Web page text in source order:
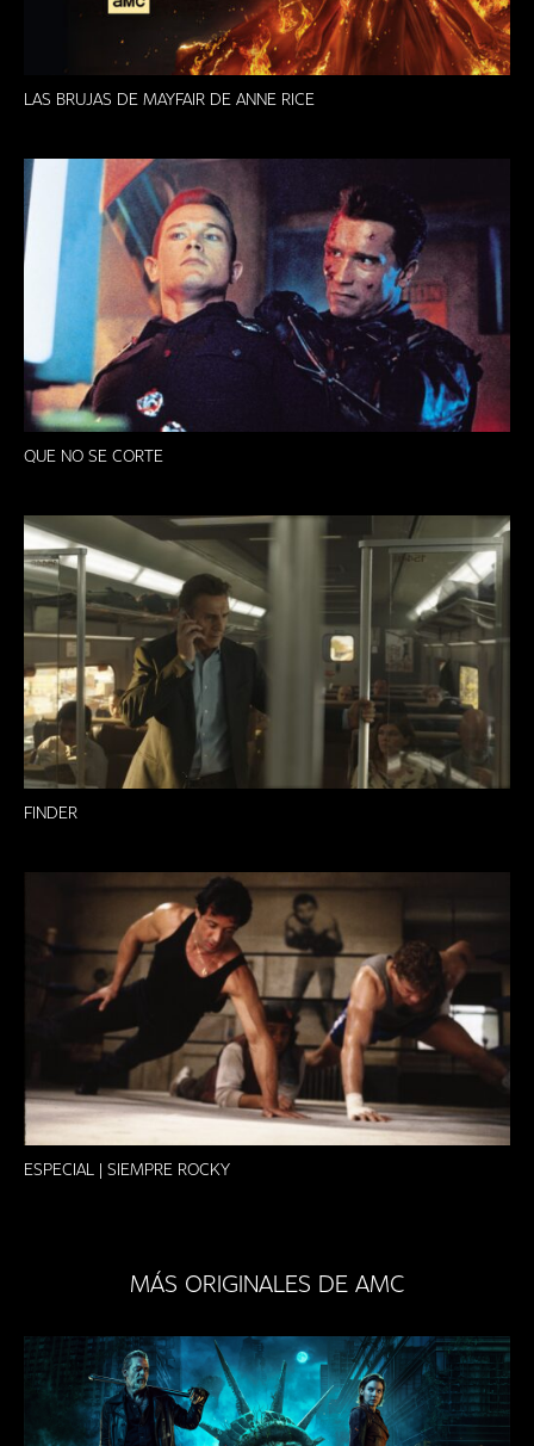
LAS BRUJAS DE MAYFAIR DE ANNE RICE
QUE NO SE CORTE
FINDER
ESPECIAL | SIEMPRE ROCKY
MÁS ORIGINALES DE AMC